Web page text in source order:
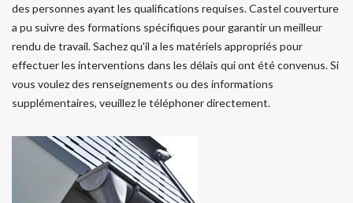
des personnes ayant les qualifications requises. Castel couverture
a pu suivre des formations spécifiques pour garantir un meilleur
rendu de travail. Sachez qu'il a les matériels appropriés pour
effectuer les interventions dans les délais qui ont été convenus. Si
vous voulez des renseignements ou des informations
supplémentaires, veuillez le téléphoner directement.